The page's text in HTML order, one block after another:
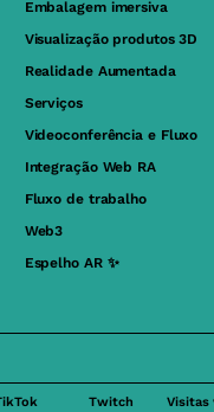
Embalagem imersiva
Visualização produtos 3D
Realidade Aumentada
Serviços
Videoconferência e Fluxo
Integração Web RA
Fluxo de trabalho
Web3
Espelho AR ✨
Twitch Visitas